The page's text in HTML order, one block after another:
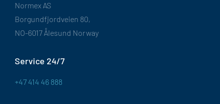
Normex AS
Borgundfjordveien 80,
NO-6017 Ålesund Norway
Service 24/7
+47 414 46 888